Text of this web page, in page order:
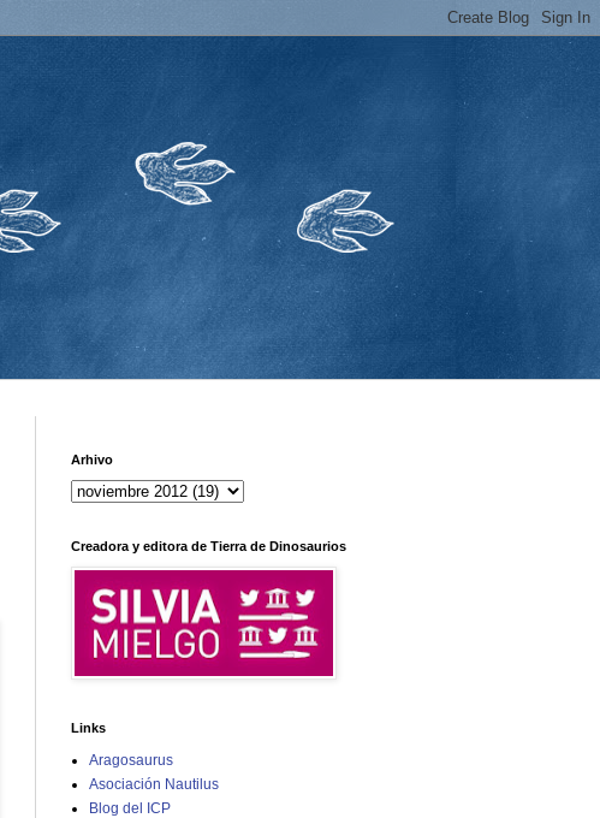
Arhivo
Creadora y editora de Tierra de Dinosaurios
Links
Aragosaurus
Asociación Nautilus
Blog del ICP